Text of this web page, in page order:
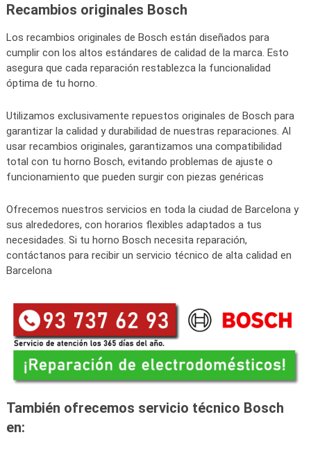
Recambios originales Bosch
Los recambios originales de Bosch están diseñados para
cumplir con los altos estándares de calidad de la marca. Esto
asegura que cada reparación restablezca la funcionalidad
óptima de tu horno.
Utilizamos exclusivamente repuestos originales de Bosch para
garantizar la calidad y durabilidad de nuestras reparaciones. Al
usar recambios originales, garantizamos una compatibilidad
total con tu horno Bosch, evitando problemas de ajuste o
funcionamiento que pueden surgir con piezas genéricas
Ofrecemos nuestros servicios en toda la ciudad de Barcelona y
sus alrededores, con horarios flexibles adaptados a tus
necesidades. Si tu horno Bosch necesita reparación,
contáctanos para recibir un servicio técnico de alta calidad en
Barcelona
También ofrecemos servicio técnico Bosch
en: